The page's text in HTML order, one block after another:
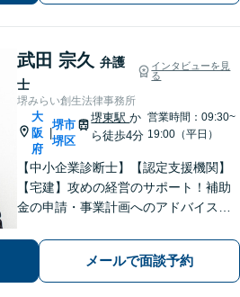
武田 宗久 弁護
士
インタビューを見
る
堺みらい創生法律事務所
大
阪
府
|
堺市
堺区
堺東駅か
ら徒歩4分
営業時間：09:30~
19:00（平日）
【中小企業診断士】【認定支援機関】
【宅建】攻めの経営のサポート！補助
金の申請・事業計画へのアドバイス／
せ！財産分与・事業継承／交通事故／
債務整理／労働問題も【夜間・休日面
談】【完全個室】【堺東駅4分】
メールで面談予約